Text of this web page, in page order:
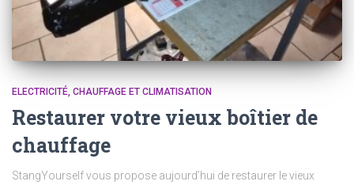
ELECTRICITÉ, CHAUFFAGE ET CLIMATISATION
Restaurer votre vieux boîtier de
chauffage
StangYourself vous propose aujourd’hui de restaurer le vieux